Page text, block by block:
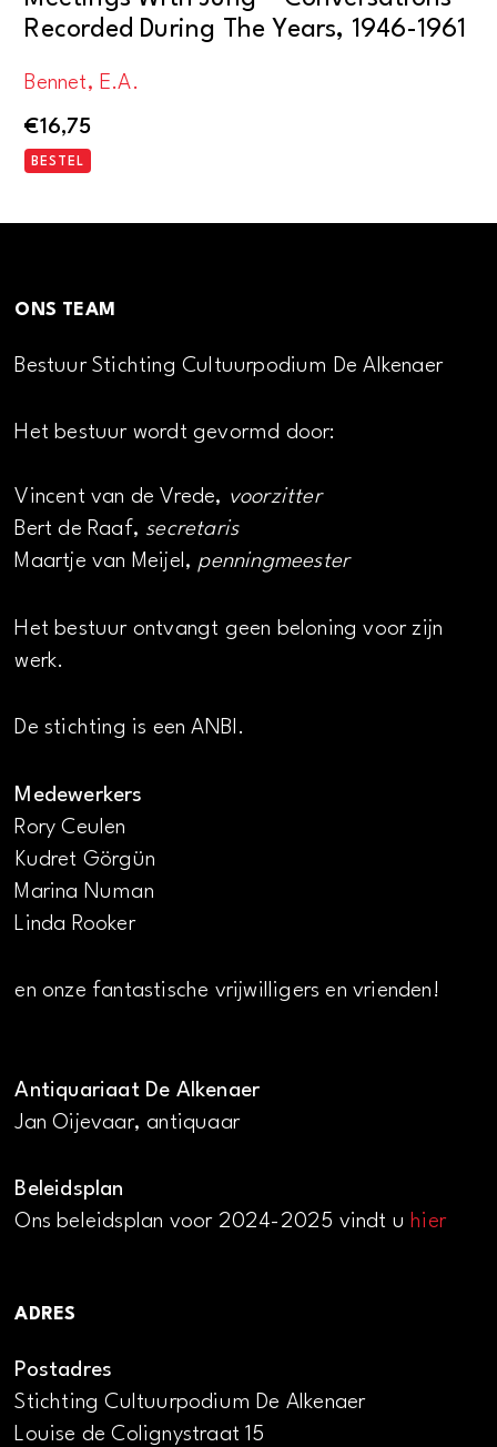
Recorded During The Years, 1946-1961
Bennet, E.A.
€16,75
BESTEL
ONS TEAM
Bestuur Stichting Cultuurpodium De Alkenaer
Het bestuur wordt gevormd door:
Vincent van de Vrede, voorzitter
Bert de Raaf, secretaris
Maartje van Meijel, penningmeester
Het bestuur ontvangt geen beloning voor zijn
werk.
De stichting is een ANBI.
Medewerkers
Rory Ceulen
Kudret Görgün
Marina Numan
Linda Rooker
en onze fantastische vrijwilligers en vrienden!
Antiquariaat De Alkenaer
Jan Oijevaar, antiquaar
Beleidsplan
Ons beleidsplan voor 2024-2025 vindt uhier
ADRES
Postadres
Stichting Cultuurpodium De Alkenaer
Louise de Colignystraat 15